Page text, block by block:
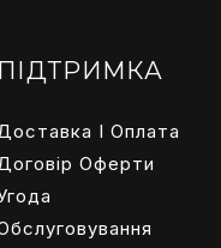
ПІДТРИМКА
І Оплата
Оферти